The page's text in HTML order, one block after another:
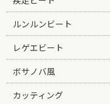
ルンルンビート
レゲエビート
ボサノバ風
カッティング